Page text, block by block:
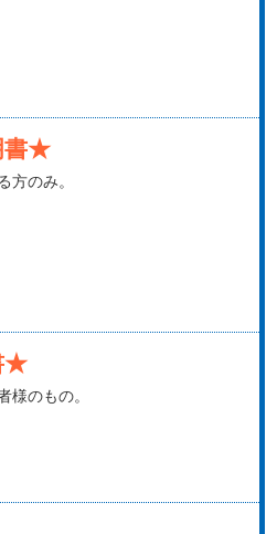
書★
方のみ。
★
様のもの。